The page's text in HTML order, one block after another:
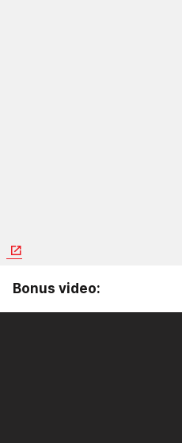
Bonus video: